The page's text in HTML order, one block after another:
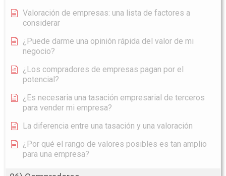
Valoración de empresas: una lista de factores a
considerar
¿Puede darme una opinión rápida del valor de mi
negocio?
¿Los compradores de empresas pagan por el
potencial?
¿Es necesaria una tasación empresarial de terceros
para vender mi empresa?
La diferencia entre una tasación y una valoración
¿Por qué el rango de valores posibles es tan amplio
para una empresa?